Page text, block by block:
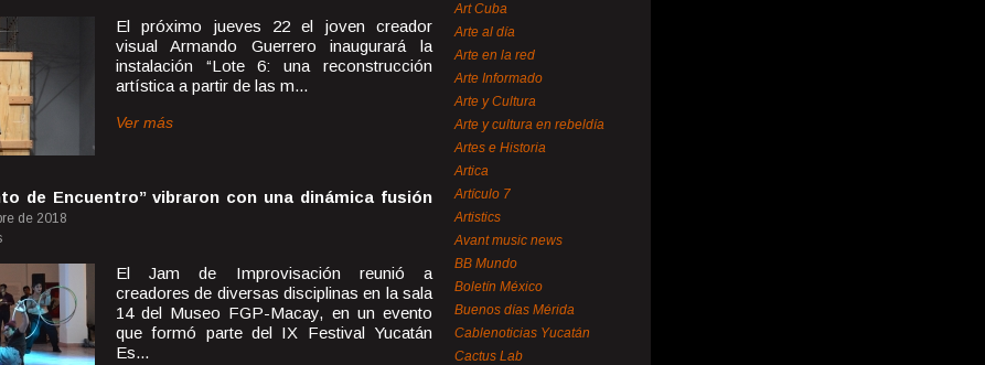
El próximo jueves 22 el joven creador
visual Armando Guerrero inaugurará la
instalación “Lote 6: una reconstrucción
artística a partir de las m...
Ver más
de Encuentro” vibraron con una dinámica fusión
de 2018
El Jam de Improvisación reunió a
creadores de diversas disciplinas en la sala
14 del Museo FGP-Macay, en un evento
que formó parte del IX Festival Yucatán
Es...
Art Cuba
Arte al día
Arte en la red
Arte Informado
Arte y Cultura
Arte y cultura en rebeldía
Artes e Historia
Artica
Artículo 7
Artistics
Avant music news
BB Mundo
Boletín México
Buenos días Mérida
Cablenoticias Yucatán
Cactus Lab